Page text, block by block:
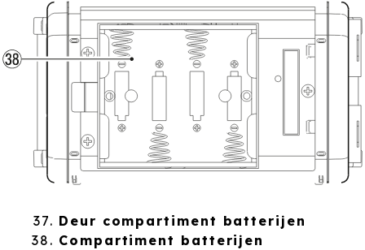
Deur compartiment batterijen
Compartiment batterijen